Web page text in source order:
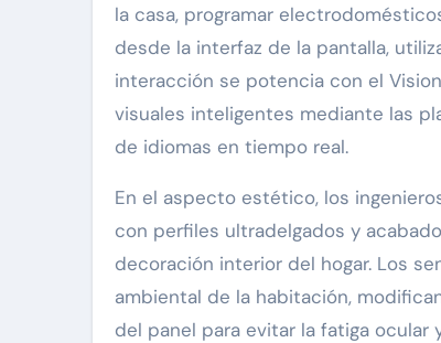
la casa, programar
desde la interfaz de la pantalla,
interacción se potencia con el
visuales inteligentes mediante las
de idiomas en tiempo real.
En el aspecto estético, los
con perfiles ultradelgados y
decoración interior del hogar. Los
ambiental de la habitación,
del panel para evitar la fatiga ocular